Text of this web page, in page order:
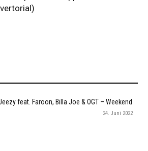
feat. Faroon, Billa Joe & OGT – Weekend
24. Juni 2022